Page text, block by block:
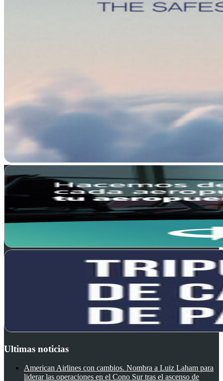
Ultimas noticias
American Airlines con cambios. Nombra a Luiz Laham para
liderar las operaciones en el Cono Sur tras el ascenso de